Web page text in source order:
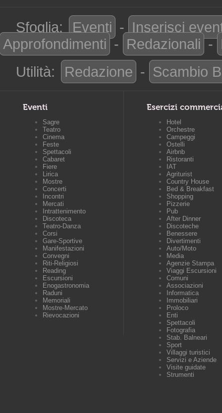
Sfoglia: Eventi - Inserisci
Approfondimenti - Redazionali -
Utilità:
Redazione - Scambio
Eventi
Sagre
Teatro
Cinema
Feste
Spettacoli
Cabaret
Fiere
Lirica
Mostre
Concerti
Incontri
Mercati
Intrattenimento
Discoteca
Teatro-Danza
Corsi
Gare-Sportive
Manifestazioni
Convegni
Riti-Religiosi
Reading
Escursioni
Enogastronomia
Raduni
Memoriali
Mostre-Mercato
Rievocazioni
Esercizi
Hotel
Orchestre
Campeggi
Ostelli
Airbnb
Ristoranti
IAT
Agriturist
Country House
Bed & Breakfast
Shopping
Pizzerie
Pub
After Dinner
Discoteche
Benessere
Divertimenti
Auto/Moto
Media
Agenzie Stampa
Viaggi Escursioni
Comuni
Associazioni
Informatica
Immobiliari
Proloco
Enti
Spettacoli
Fotografia
Stab. Balneari
Sport
Villaggi turistici
Servizi e Aziende
Visite guidate
Strumenti